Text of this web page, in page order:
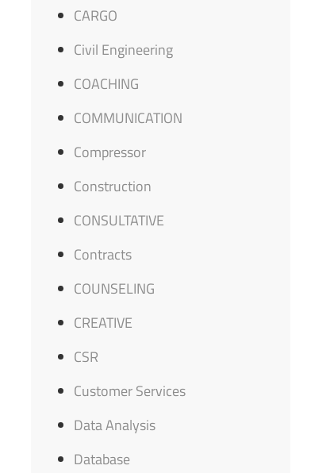
CARGO
Civil Engineering
COACHING
COMMUNICATION
Compressor
Construction
CONSULTATIVE
Contracts
COUNSELING
CREATIVE
CSR
Customer Services
Data Analysis
Database